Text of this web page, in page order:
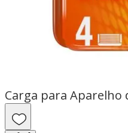
Carga para Aparelho